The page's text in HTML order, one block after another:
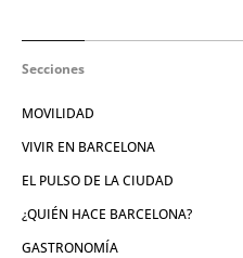
Secciones
MOVILIDAD
VIVIR EN BARCELONA
EL PULSO DE LA CIUDAD
¿QUIÉN HACE BARCELONA?
GASTRONOMÍA